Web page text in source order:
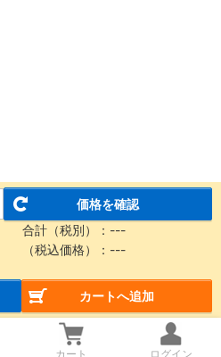
価格を確認
合計（税別）： ---
（税込価格）： ---
カートへ追加
カート ログイン